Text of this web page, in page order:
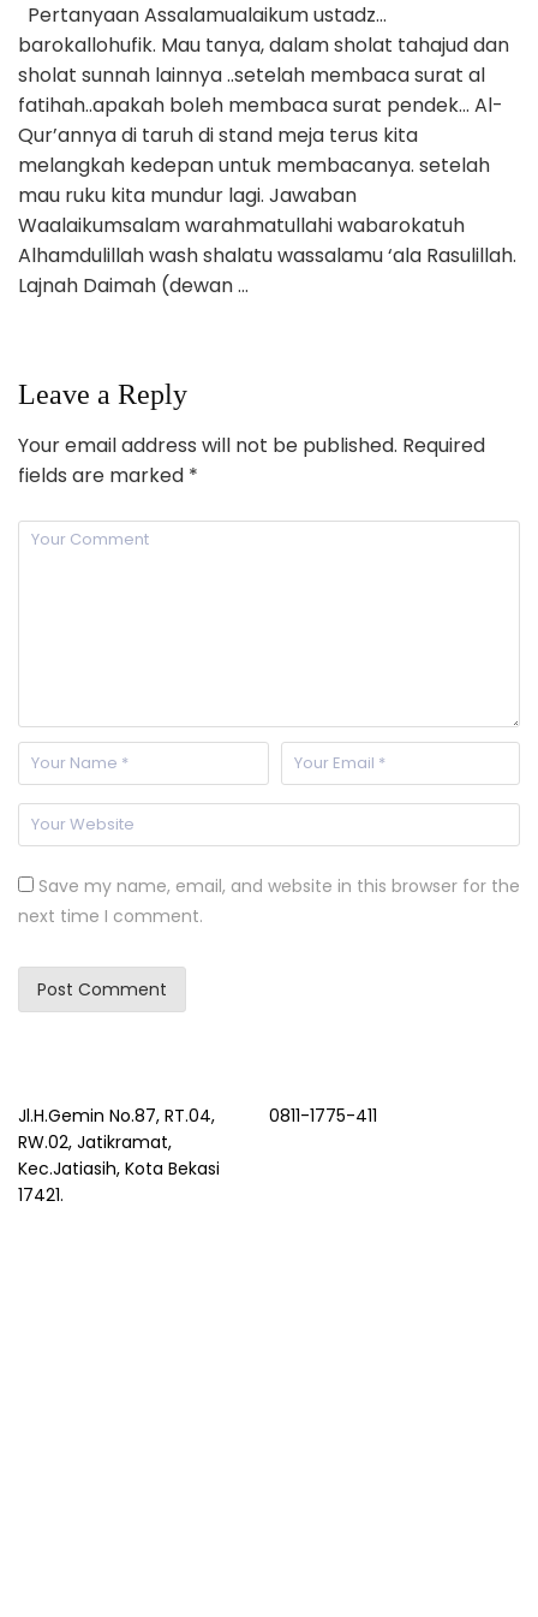
Pertanyaan Assalamualaikum ustadz…
barokallohufik. Mau tanya, dalam sholat tahajud dan
sholat sunnah lainnya ..setelah membaca surat al
fatihah..apakah boleh membaca surat pendek… Al-
Qur’annya di taruh di stand meja terus kita
melangkah kedepan untuk membacanya. setelah
mau ruku kita mundur lagi. Jawaban
Waalaikumsalam warahmatullahi wabarokatuh
Alhamdulillah wash shalatu wassalamu ‘ala Rasulillah.
Lajnah Daimah (dewan …
Leave a Reply
Your email address will not be published. Required
fields are marked *
Save my name, email, and website in this browser for the
next time I comment.
Jl.H.Gemin No.87, RT.04,
RW.02, Jatikramat,
Kec.Jatiasih, Kota Bekasi
17421.
0811-1775-411